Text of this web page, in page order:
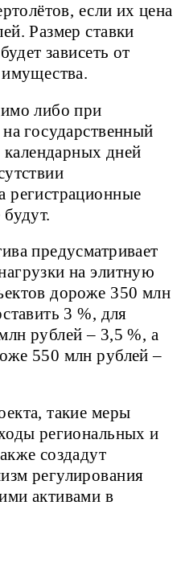
если их цена
Размер ставки
зависеть от
либо при
государственный
календарных дней
регистрационные
предусматривает
на элитную
дороже 350 млн
3 %, для
рублей – 3,5 %, а
550 млн рублей –
такие меры
региональных и
создадут
регулирования
активами в